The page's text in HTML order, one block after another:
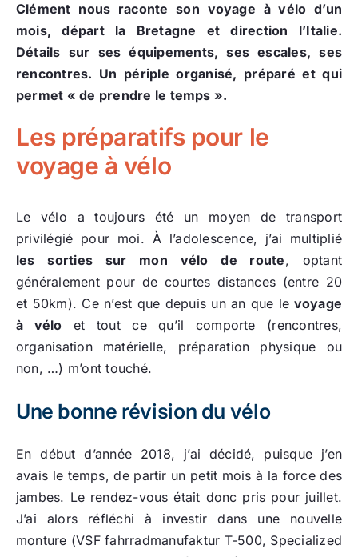
Clément nous raconte son voyage à vélo d’un
mois, départ la Bretagne et direction l’Italie.
Détails sur ses équipements, ses escales, ses
rencontres. Un périple organisé, préparé et qui
permet « de prendre le temps ».
Les préparatifs pour le
voyage à vélo
Le vélo a toujours été un moyen de transport
privilégié pour moi. À l’adolescence, j’ai multiplié
les sorties sur mon vélo de route, optant
généralement pour de courtes distances (entre 20
et 50km). Ce n’est que depuis un an que le voyage
à vélo et tout ce qu’il comporte (rencontres,
organisation matérielle, préparation physique ou
non, …) m’ont touché.
Une bonne révision du vélo
En début d’année 2018, j’ai décidé, puisque j’en
avais le temps, de partir un petit mois à la force des
jambes. Le rendez-vous était donc pris pour juillet.
J’ai alors réfléchi à investir dans une nouvelle
monture (VSF fahrradmanufaktur T-500, Specialized